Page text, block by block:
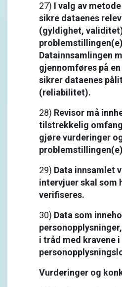
27) I valg av
sikre dataenes
(gyldighet,
Datainnsamlingen
gjennomføres på
sikrer dataenes
(reliabilitet).
28) Revisor må
tilstrekkelig
gjøre vurderinger
29) Data innsamlet
intervjuer skal som
verifiseres.
30) Data som
i tråd med kravene i
Vurderinger og